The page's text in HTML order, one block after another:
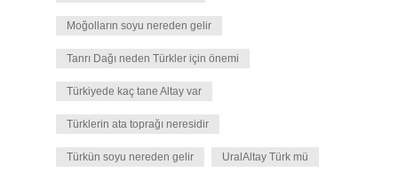
Moğolların soyu nereden gelir
Tanrı Dağı neden Türkler için önemi
Türkiyede kaç tane Altay var
Türklerin ata toprağı neresidir
Türkün soyu nereden gelir UralAltay Türk mü